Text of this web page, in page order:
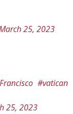
25, 2023
#vatican
25, 2023